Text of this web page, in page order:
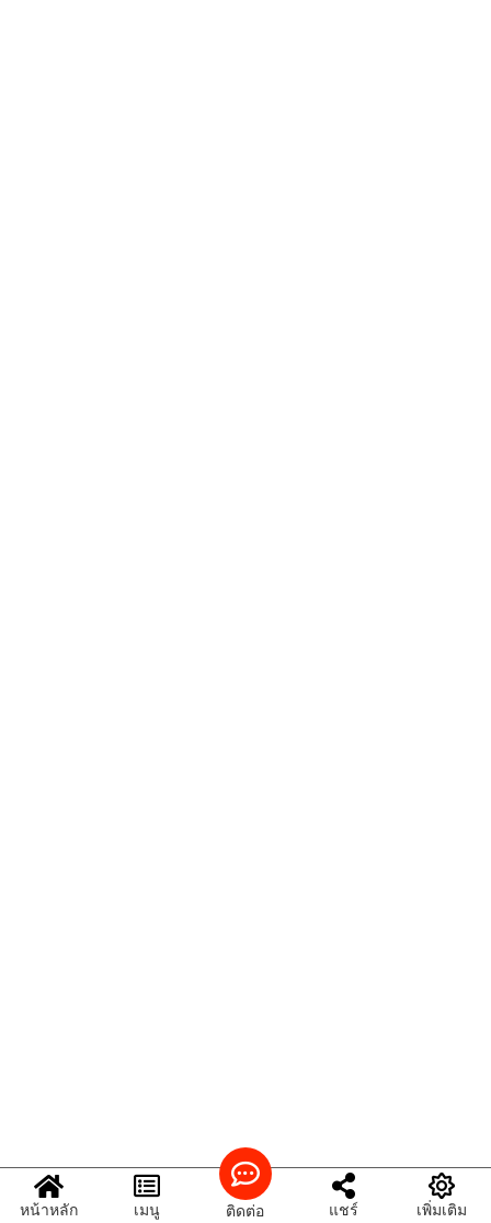
หน้าหลัก เมนู ติดต่อ แชร์ เพิ่มเติม